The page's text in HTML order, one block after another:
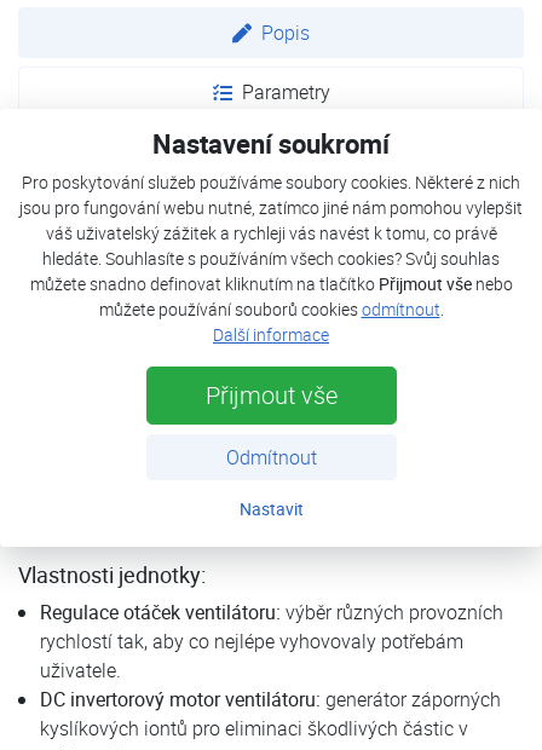
Nastavení soukromí
Pro poskytování služeb používáme soubory cookies. Některé z nich
jsou pro fungování webu nutné, zatímco jiné nám pomohou vylepšit
váš uživatelský zážitek a rychleji vás navést k tomu, co právě
hledáte. Souhlasíte s používáním všech cookies? Svůj souhlas
můžete snadno definovat kliknutím na tlačítko Přijmout všenebo
můžete používání souborů cookiesodmítnout
Další informace
Přijmout vše
Odmítnout
Nastavit
Popis
Parametry
Dokumenty
Vysoce výkonné jednotky s maximální úsporou energie
díky invertorové technologii a ekologickému chladivu R32.
Mezi hlavní vlastnosti patří snadné ovládání a vestavěný
Wi-Fi modul jako standard pro kontrolu jednotky přes
Pro zajištění lepší kvality vzduchu jsou součástí dodávky
dva standardní prachové filtry, které jsou snadno přístupné
díky jejich vertikálnímu odsávání z horní části vnitřní
částice, jako je prach, pyl a bakterie.
Vlastnosti jednotky:
Regulace otáček ventilátoru: výběr různých provozních
rychlostí tak, aby co nejlépe vyhovovaly potřebám
uživatele.
DC invertorový motor ventilátoru: generátor záporných
kyslíkových iontů pro eliminaci škodlivých částic v